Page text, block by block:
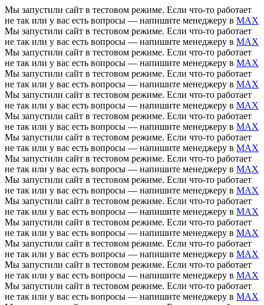
Мы запустили сайт в тестовом режиме. Если что-то работает
не так или у вас есть вопросы — напишите менеджеру в MAX
Мы запустили сайт в тестовом режиме. Если что-то работает
не так или у вас есть вопросы — напишите менеджеру в MAX
Мы запустили сайт в тестовом режиме. Если что-то работает
не так или у вас есть вопросы — напишите менеджеру в MAX
Мы запустили сайт в тестовом режиме. Если что-то работает
не так или у вас есть вопросы — напишите менеджеру в MAX
Мы запустили сайт в тестовом режиме. Если что-то работает
не так или у вас есть вопросы — напишите менеджеру в MAX
Мы запустили сайт в тестовом режиме. Если что-то работает
не так или у вас есть вопросы — напишите менеджеру в MAX
Мы запустили сайт в тестовом режиме. Если что-то работает
не так или у вас есть вопросы — напишите менеджеру в MAX
Мы запустили сайт в тестовом режиме. Если что-то работает
не так или у вас есть вопросы — напишите менеджеру в MAX
Мы запустили сайт в тестовом режиме. Если что-то работает
не так или у вас есть вопросы — напишите менеджеру в MAX
Мы запустили сайт в тестовом режиме. Если что-то работает
не так или у вас есть вопросы — напишите менеджеру в MAX
Мы запустили сайт в тестовом режиме. Если что-то работает
не так или у вас есть вопросы — напишите менеджеру в MAX
Мы запустили сайт в тестовом режиме. Если что-то работает
не так или у вас есть вопросы — напишите менеджеру в MAX
Мы запустили сайт в тестовом режиме. Если что-то работает
не так или у вас есть вопросы — напишите менеджеру в MAX
Мы запустили сайт в тестовом режиме. Если что-то работает
не так или у вас есть вопросы — напишите менеджеру в MAX